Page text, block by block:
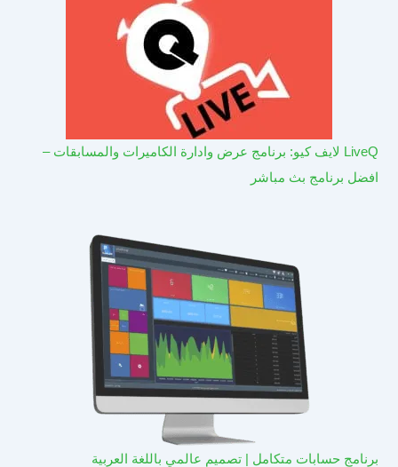
LiveQ لايف كيو: برنامج عرض وادارة الكاميرات والمسابقات –
افضل برنامج بث مباشر
برنامج حسابات متكامل | تصميم عالمي باللغة العربية